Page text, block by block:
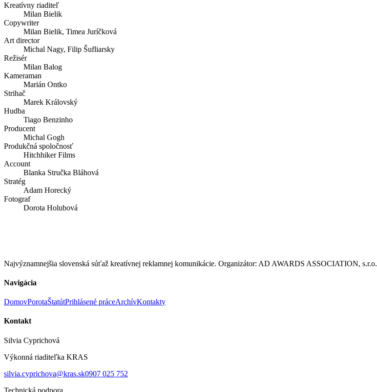
Kreatívny riaditeľ
Milan Bielik
Copywriter
Milan Bielik, Timea Juríčková
Art director
Michal Nagy, Filip Šufliarsky
Režisér
Milan Balog
Kameraman
Marián Ontko
Strihač
Marek Královský
Hudba
Tiago Benzinho
Producent
Michal Gogh
Produkčná spoločnosť
Hitchhiker Films
Account
Blanka Stručka Bláhová
Stratég
Adam Horecký
Fotograf
Dorota Holubová
Najvýznamnejšia slovenská súťaž kreatívnej reklamnej komunikácie. Organizátor: AD AWARDS ASSOCIATION, s.r.o.
Navigácia
DomovPorotaŠtatútPrihlásené práceArchívKontakty
Kontakt
Silvia Cyprichová
Výkonná riaditeľka KRAS
silvia.cyprichova@kras.sk0907 025 752
Technická podpora